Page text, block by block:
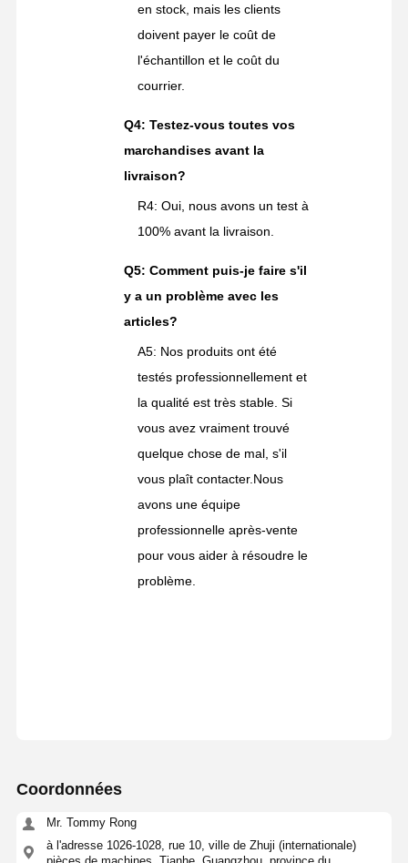
en stock, mais les clients
doivent payer le coût de
l'échantillon et le coût du
courrier.
Q4: Testez-vous toutes vos
marchandises avant la
livraison?
R4: Oui, nous avons un test à
100% avant la livraison.
Q5: Comment puis-je faire s'il
y a un problème avec les
articles?
A5: Nos produits ont été
testés professionnellement et
la qualité est très stable. Si
vous avez vraiment trouvé
quelque chose de mal, s'il
vous plaît contacter.Nous
avons une équipe
professionnelle après-vente
pour vous aider à résoudre le
problème.
Coordonnées
Mr. Tommy Rong
à l'adresse 1026-1028, rue 10, ville de Zhuji (internationale)